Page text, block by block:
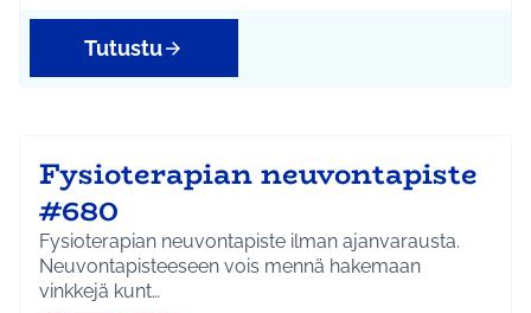
Tutustu
Fysioterapian neuvontapiste
#680
Fysioterapian neuvontapiste ilman ajanvarausta.
Neuvontapisteeseen vois mennä hakemaan
vinkkejä kunt…